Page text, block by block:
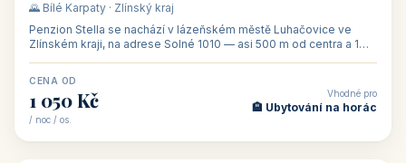
🌄 Bílé Karpaty · Zlínský kraj
Penzion Stella se nachází v lázeňském městě Luhačovice ve
Zlínském kraji, na adrese Solné 1010 — asi 500 m od centra a 1
CENA OD
1 050 Kč
/ noc / os.
Vhodné pro
🏨 Ubytování na horác